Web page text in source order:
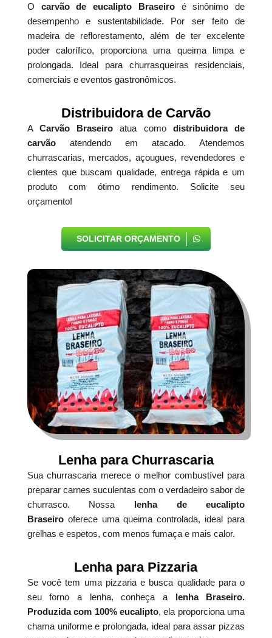
O carvão de eucalipto Braseiroé sinônimo de
desempenho e sustentabilidade. Por ser feito de
madeira de reflorestamento, além de ter excelente
poder calorífico, proporciona uma queima limpa e
prolongada. Ideal para churrasqueiras residenciais,
comerciais e eventos gastronômicos.
Distribuidora de Carvão
ACarvão Braseiro atua como distribuidora de
carvãoatendendo em atacado. Atendemos
churrascarias, mercados, açougues, revendedores e
clientes que buscam qualidade, entrega rápida e um
produto com ótimo rendimento. Solicite seu
orçamento!
SOLICITAR ORÇAMENTO
Lenha para Churrascaria
Sua churrascaria merece o melhor combustível para
preparar carnes suculentas com o verdadeiro sabor de
churrasco. Nossa lenha de eucalipto
Braseirooferece uma queima controlada, ideal para
grelhas e espetos, com menos fumaça e mais calor.
Lenha para Pizzaria
Se você tem uma pizzaria e busca qualidade para o
seu forno a lenha, conheça a lenha Braseiro.
Produzida com 100% eucalipto, ela proporciona uma
chama uniforme e prolongada, ideal para assar pizzas